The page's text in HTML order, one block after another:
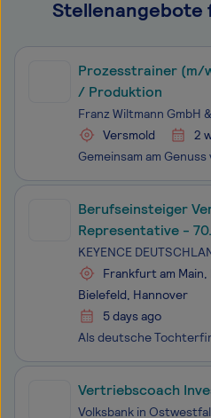
Stellenangebote
Prozesstrainer (m/
/ Produktion
Franz Wiltmann GmbH
Versmold
2
Berufseinsteiger
Representative -
KEYENCE
Frankfurt am
Bielefeld, Hannover
5 days ago
Vertriebscoach
Volksbank in